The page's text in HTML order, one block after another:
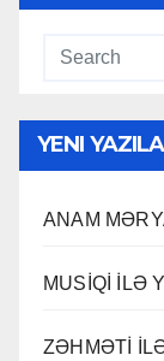
YENI
ANAM
MUSİQİ İLƏ
ZƏHMƏTİ